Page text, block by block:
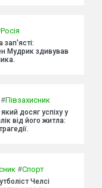
Росія
зап'ясті:
Мудрик здивував
#Півзахисник
досяг успіху у
від його житла:
#Спорт
Челсі